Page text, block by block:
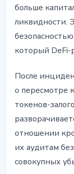
больше
ликвидности.
который
После
о пересмотре
токенов-
отношении
их аудитам
совокупных